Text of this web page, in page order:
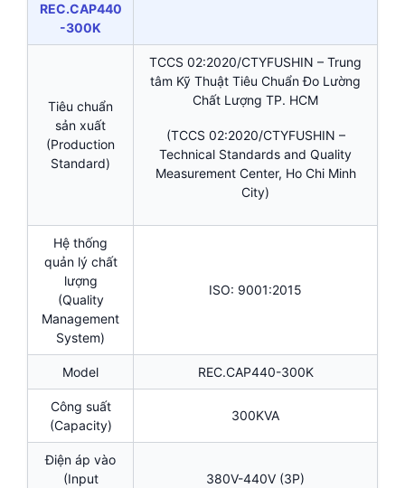
REC.CAP440
-300K
Tiêu chuẩn
sản xuất
(Production
Standard)
TCCS 02:2020/CTYFUSHIN – Trung
tâm Kỹ Thuật Tiêu Chuẩn Đo Lường
Chất Lượng TP. HCM
(TCCS 02:2020/CTYFUSHIN –
Technical Standards and Quality
Measurement Center, Ho Chi Minh
City)
Hệ thống
quản lý chất
lượng
(Quality
Management
System)
ISO: 9001:2015
Model REC.CAP440-300K
Công suất
(Capacity)
300KVA
Điện áp vào
(Input
380V-440V (3P)